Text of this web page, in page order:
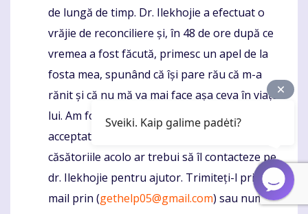
de lungă de timp. Dr. Ilekhojie a efectuat o
vrăjie de reconciliere și, în 48 de ore după ce
vremea a fost făcută, primesc un apel de la
fosta mea, spunând că își pare rău că m-a
rănit și că nu mă va mai face așa ceva în viața
lui. Am fost surprins, dar ulterior l-am
acceptat înapoi. Oricine are dificultăți în
căsătoriile acolo ar trebui să îl contacteze pe
dr. Ilekhojie pentru ajutor. Trimiteți-l prin e-
mail prin (gethelp05@gmail.com) sau numărul
Sveiki. Kaip galime padėti?